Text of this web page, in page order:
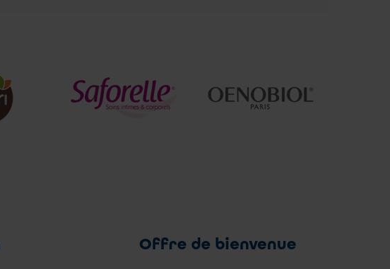
Offre de bienvenue